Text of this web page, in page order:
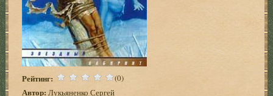
Рейтинг: (0)
Автор: Лукьяненко Сергей